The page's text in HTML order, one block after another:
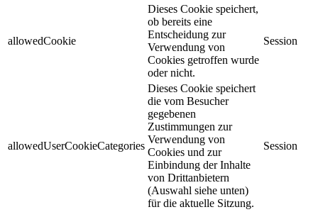
allowedCookie
Dieses Cookie speichert,
ob bereits eine
Entscheidung zur
Verwendung von
Cookies getroffen wurde
oder nicht.
Session
allowedUserCookieCategories
Dieses Cookie speichert
die vom Besucher
gegebenen
Zustimmungen zur
Verwendung von
Cookies und zur
Einbindung der Inhalte
von Drittanbietern
(Auswahl siehe unten)
für die aktuelle Sitzung.
Session